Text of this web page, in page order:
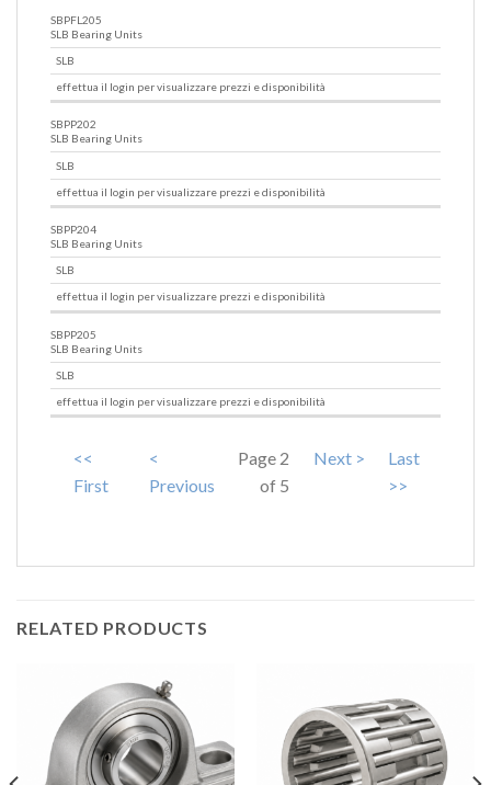
SBPFL205
SLB Bearing Units
SLB
effettua il login per visualizzare prezzi e disponibilità
SBPP202
SLB Bearing Units
SLB
effettua il login per visualizzare prezzi e disponibilità
SBPP204
SLB Bearing Units
SLB
effettua il login per visualizzare prezzi e disponibilità
SBPP205
SLB Bearing Units
SLB
effettua il login per visualizzare prezzi e disponibilità
<<
First
<
Previous
Page 2
of 5
Next >
Last
>>
RELATED PRODUCTS